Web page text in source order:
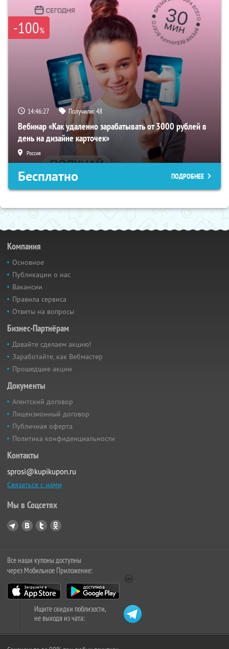
-100%
14:46:26 Получили:48
Вебинар «Как удаленно зарабатывать от 3000 рублей в
день на дизайне карточек»
Россия
Бесплатно ПОДРОБНЕЕ
Компания
Основное
Публикации о нас
Вакансии
Правила сервиса
Ответы на вопросы
Бизнес-Партнёрам
Давайте сделаем акцию!
Заработайте, как Вебмастер
Прошедшие акции
Документы
Агентский договор
Лицензионный договор
Публичная оферта
Политика конфиденциальности
Контакты
sprosi@kupikupon.ru
Связаться с нами
Мы в Соцсетях
Все наши купоны доступны
через Мобильное Приложение:
Ищите скидки поблизости,
не выходя из чата: